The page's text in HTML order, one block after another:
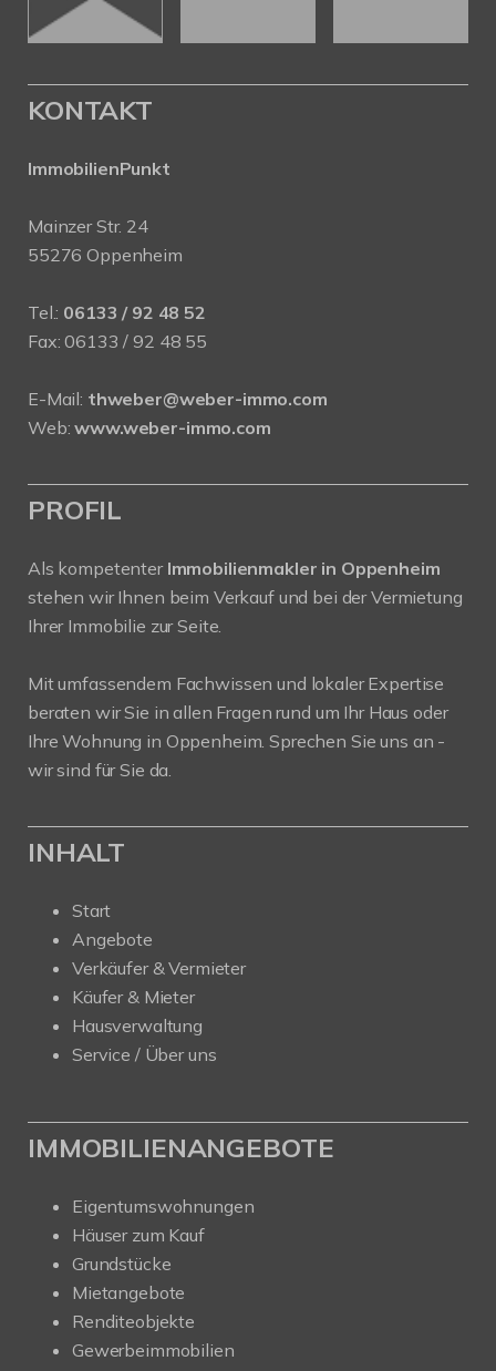
KONTAKT
ImmobilienPunkt
Mainzer Str. 24
55276 Oppenheim
Tel.: 06133 / 92 48 52
Fax: 06133 / 92 48 55
E-Mail: thweber@weber-immo.com
Web:www.weber-immo.com
PROFIL
Als kompetenter Immobilienmakler in Oppenheim
stehen wir Ihnen beim Verkauf und bei der Vermietung
Ihrer Immobilie zur Seite.
Mit umfassendem Fachwissen und lokaler Expertise
beraten wir Sie in allen Fragen rund um Ihr Haus oder
Ihre Wohnung in Oppenheim. Sprechen Sie uns an -
wir sind für Sie da.
INHALT
Start
Angebote
Verkäufer & Vermieter
Käufer & Mieter
Hausverwaltung
Service / Über uns
IMMOBILIENANGEBOTE
Eigentumswohnungen
Häuser zum Kauf
Grundstücke
Mietangebote
Renditeobjekte
Gewerbeimmobilien